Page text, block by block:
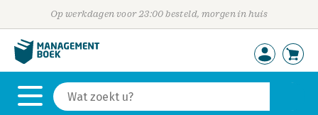
Op werkdagen voor 23:00 besteld, morgen in huis